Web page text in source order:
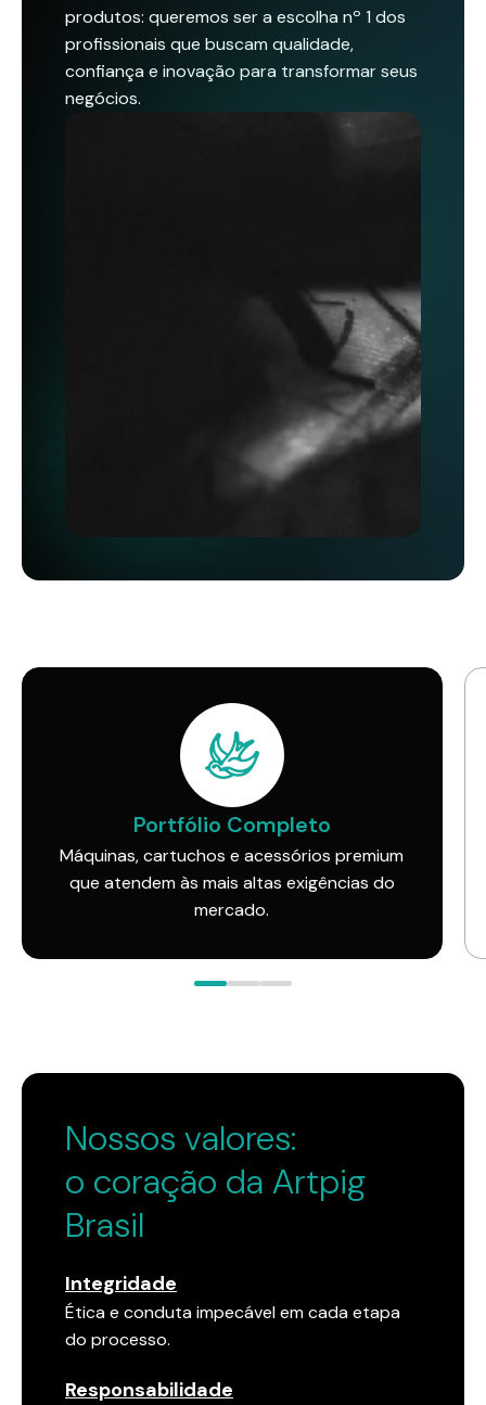
produtos: queremos ser a escolha nº 1 dos
profissionais que buscam qualidade,
confiança e inovação para transformar seus
negócios.
Portfólio Completo
Máquinas, cartuchos e acessórios premium
que atendem às mais altas exigências do
mercado.
Nossos valores:
o coração da Artpig
Brasil
Integridade
Ética e conduta impecável em cada etapa
do processo.
Responsabilidade